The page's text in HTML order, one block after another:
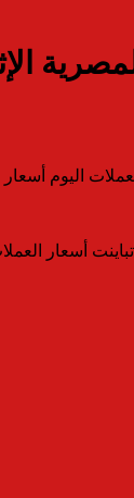
6 أبريل